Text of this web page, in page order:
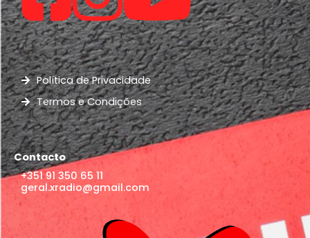
Política de Privacidade
Termos e Condições
Contacto
+351 91 350 65 11
geral.xradio@gmail.com